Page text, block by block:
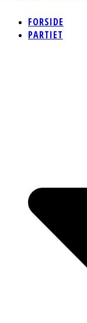
FORSIDE
PARTIET